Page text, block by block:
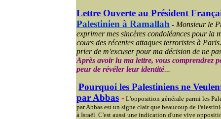
Lettre Ouverte au Président
Palestinien à Ramallah - Monsieur le
exprimer mes sincères condoléances pour la
cours des récentes attaques terroristes à
prier de m'excuser pour ma décision de ne
Après avoir lu ma lettre, vous comprendrez
peur de révéler leur identité...
Pourquoi les Palestiniens ne
par Abbas - L'opposition générale parmi les
par Abbas est un signe clair que beaucoup de
à Israël. C'est aussi une indication d'une vive